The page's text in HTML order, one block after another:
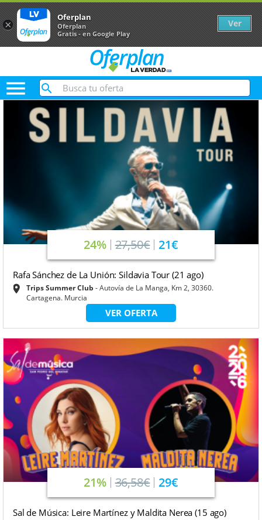

24% 27,50€ 21€
Rafa Sánchez de La Unión: Sildavia Tour (21 ago)
Trips Summer Club
Autovía de La Manga, Km 2, 30360.
Cartagena. Murcia
VER OFERTA
21% 36,58€ 29€
Sal de Música: Leire Martínez y Maldita Nerea (15 ago)
×
Oferplan
Oferplan
Gratis - en Google Play
Ver